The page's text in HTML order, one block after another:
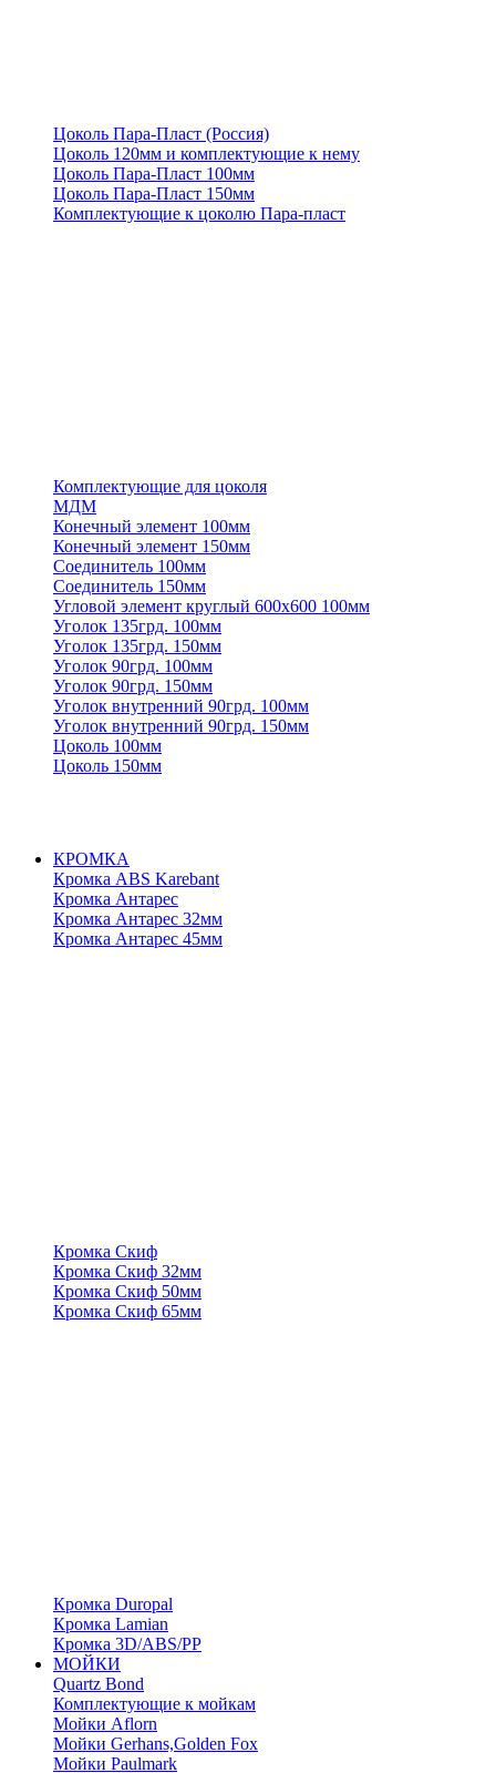
Цоколь Пара-Пласт (Россия)
Цоколь 120мм и комплектующие к нему
Цоколь Пара-Пласт 100мм
Цоколь Пара-Пласт 150мм
Комплектующие к цоколю Пара-пласт
Комплектующие для цоколя
МДМ
Конечный элемент 100мм
Конечный элемент 150мм
Соединитель 100мм
Соединитель 150мм
Угловой элемент круглый 600х600 100мм
Уголок 135грд. 100мм
Уголок 135грд. 150мм
Уголок 90грд. 100мм
Уголок 90грд. 150мм
Уголок внутренний 90грд. 100мм
Уголок внутренний 90грд. 150мм
Цоколь 100мм
Цоколь 150мм
КРОМКА
Кромка ABS Karebant
Кромка Антарес
Кромка Антарес 32мм
Кромка Антарес 45мм
Кромка Скиф
Кромка Скиф 32мм
Кромка Скиф 50мм
Кромка Скиф 65мм
Кромка Duropal
Кромка Lamian
Кромка 3D/ABS/PP
МОЙКИ
Quartz Bond
Комплектующие к мойкам
Мойки Aflorn
Мойки Gerhans,Golden Fox
Мойки Paulmark